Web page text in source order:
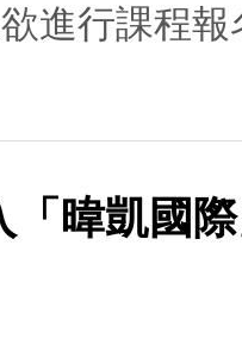
進行課程
「暐凱國